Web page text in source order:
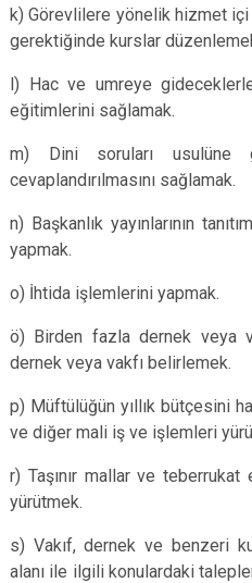
k) Görevlilere yönelik hizmet
gerektiğinde kurslar
l) Hac ve umreye
eğitimlerini sağlamak.
m) Dini soruları usulüne
cevaplandırılmasını sağlamak.
n) Başkanlık yayınlarının
yapmak.
o) İhtida işlemlerini yapmak.
ö) Birden fazla dernek veya
dernek veya vakfı belirlemek.
p) Müftülüğün yıllık bütçesini
ve diğer mali iş ve işlemleri
r) Taşınır mallar ve
yürütmek.
s) Vakıf, dernek ve benzeri
alanı ile ilgili konulardaki